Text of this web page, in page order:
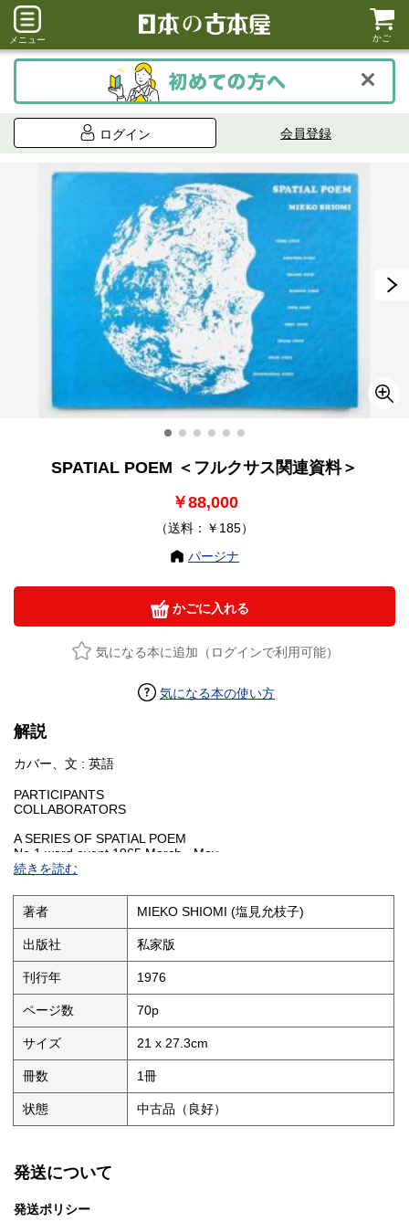
メニュー かご
ログイン 会員登録
SPATIAL POEM ＜フルクサス関連資料＞
￥88,000
（送料：￥185）
パージナ
かごに入れる
気になる本に追加（ログインで利用可能）
気になる本の使い方
解説
カバー、文 : 英語
PARTICIPANTS
COLLABORATORS
A SERIES OF SPATIAL POEM
No.1 word event 1965 March - May
No.2 direction event 1965 October 15, 10:00 pm (Geenwich Time)
No.4 shadow event 1971 December 11 - 31
No.5 open event 1972 July 15 - August 5
No.6 orbit event 1973 May 3 - 23
No.7 sound event 1974 March 5, 3:00 pm (Geenwich Time)
No.8 wind event 1974 October 7 - 27
No.9 disappearing event 1973 June 2 - 22
続きを読む
著者 MIEKO SHIOMI (塩見允枝子)
出版社 私家版
刊行年 1976
ページ数 70p
サイズ 21 x 27.3cm
冊数 1冊
状態 中古品（良好）
発送について
発送ポリシー